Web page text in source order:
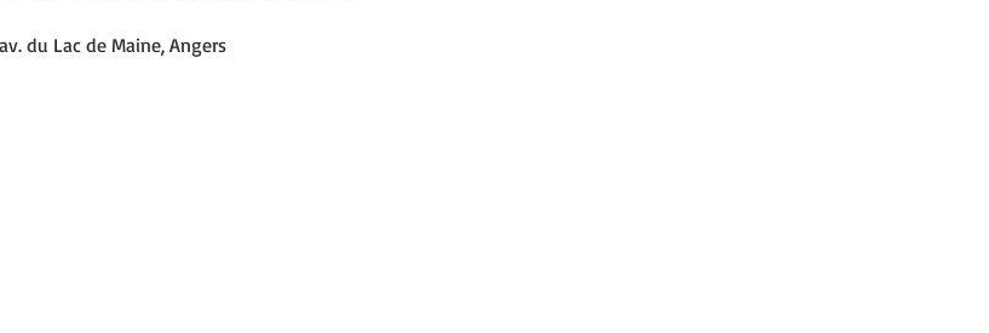
du Lac de Maine, Angers